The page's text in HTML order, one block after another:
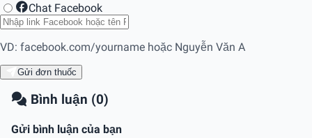
Chat Facebook
VD: facebook.com/yourname hoặc Nguyễn Văn A
Gửi đơn thuốc
Bình luận (0)
Gửi bình luận của bạn